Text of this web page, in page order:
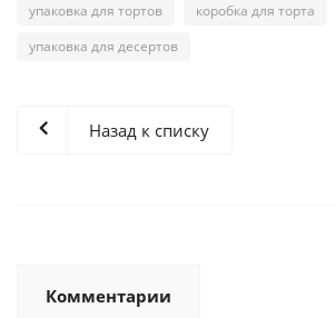
упаковка для тортов
коробка для торта
упаковка для десертов
Назад к списку
Комментарии